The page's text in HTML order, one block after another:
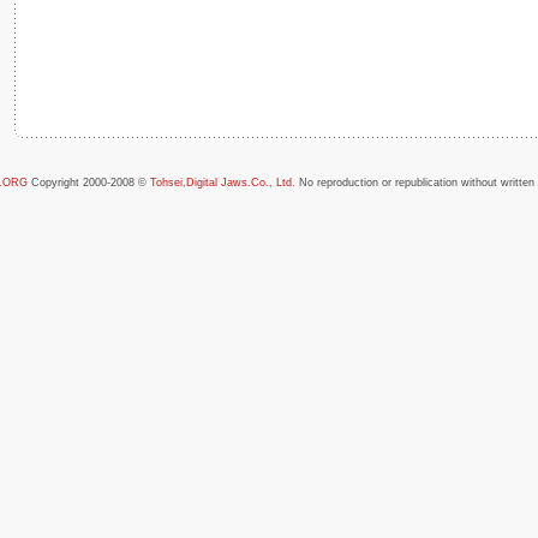
Copyright 2000-2008 © Tohsei,Digital Jaws.Co., Ltd. No reproduction or republication without written